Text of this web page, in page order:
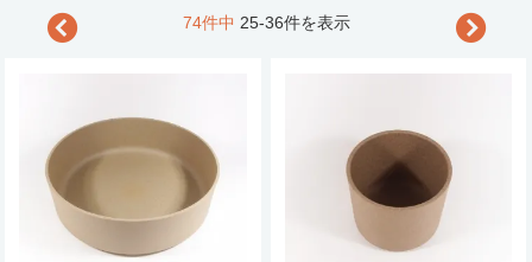
74件中 25-36件を表示